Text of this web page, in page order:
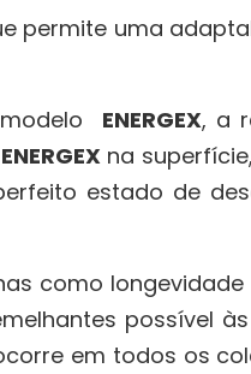
permite uma
modelo ENERGEX, a
ENERGEXna
estado de
como
possível
em todos os